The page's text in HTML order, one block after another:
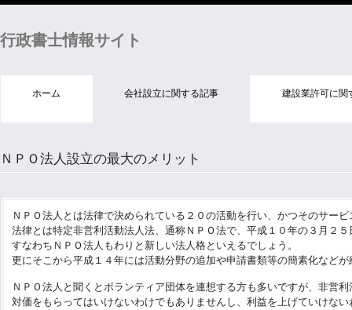
行政書士情報サイト
ホーム 会社設立に関する記事 建設業許可に関
ＮＰＯ法人設立の最大のメリット
ＮＰＯ法人とは法律で決められている２０の活動を行い、かつそのサー
法律とは特定非営利活動法人法、通称ＮＰＯ法で、平成１０年の３月２
すなわちＮＰＯ法人もわりと新しい法人格といえるでしょう。
更にそこから平成１４年には活動分野の追加や申請書類等の簡素化など
ＮＰＯ法人と聞くとボランティア団体を連想する方も多いですが、非営
対価をもらってはいけないわけでもありませんし、利益を上げていけな